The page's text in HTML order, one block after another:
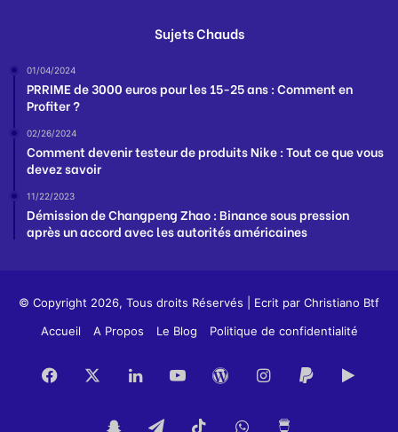
Sujets Chauds
01/04/2024
PRRIME de 3000 euros pour les 15-25 ans : Comment en
Profiter ?
02/26/2024
Comment devenir testeur de produits Nike : Tout ce que vous
devez savoir
11/22/2023
Démission de Changpeng Zhao : Binance sous pression
après un accord avec les autorités américaines
© Copyright 2026, Tous droits Réservés | Ecrit par Christiano Btf
Accueil
A Propos Le Blog Politique de confidentialité
Facebook LinkedinYouTubeWordPress
Instagram
PayPal
SnapchatTelegramTikTokWhatsApp